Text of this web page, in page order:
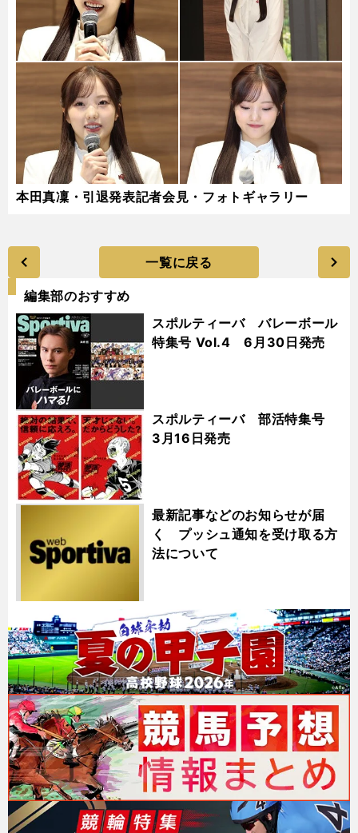
本田真凜・引退発表記者会見・フォトギャラリー
一覧に戻る
編集部のおすすめ
スポルティーバ バレーボール
特集号 Vol.4 6月30日発売
スポルティーバ 部活特集号
3月16日発売
最新記事などのお知らせが届
く プッシュ通知を受け取る方
法について